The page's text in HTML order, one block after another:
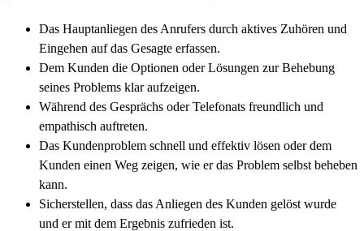
Das Hauptanliegen des Anrufers durch aktives Zuhören und
Eingehen auf das Gesagte erfassen.
Dem Kunden die Optionen oder Lösungen zur Behebung
seines Problems klar aufzeigen.
Während des Gesprächs oder Telefonats freundlich und
empathisch auftreten.
Das Kundenproblem schnell und effektiv lösen oder dem
Kunden einen Weg zeigen, wie er das Problem selbst beheben
kann.
Sicherstellen, dass das Anliegen des Kunden gelöst wurde
und er mit dem Ergebnis zufrieden ist.